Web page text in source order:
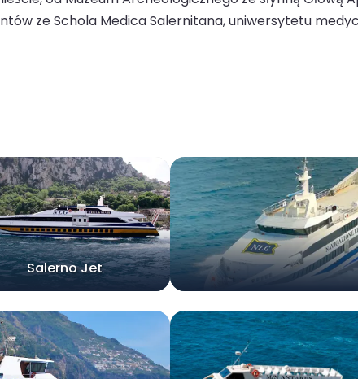
ze Schola Medica Salernitana, uniwersytetu
Salerno Jet